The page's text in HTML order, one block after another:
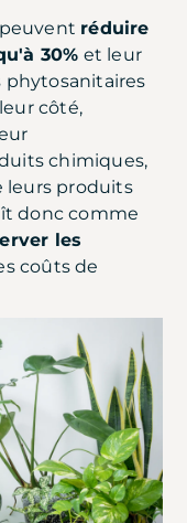
réduire
30% et leur
côté,
chimiques,
leurs produits
donc comme
les
coûts de